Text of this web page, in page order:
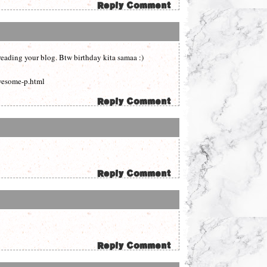
your blog. Btw birthday kita samaa :)
p.html